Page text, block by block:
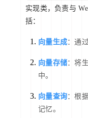
实现类，负责与
括：
向量生成：通
向量存储：将
中。
向量查询：根
记忆。